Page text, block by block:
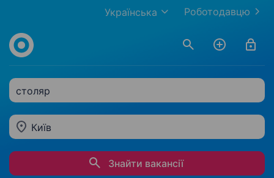
Роботодавцю
Українська
столяр
Київ
Знайти вакансії